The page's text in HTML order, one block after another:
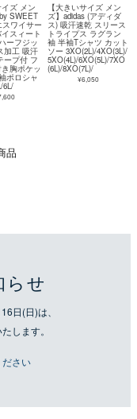
イズ メン
SWEET
ワイサー
スィート
ーフジッ
加工 吸汗
ープ付 フ
胸ポケッ
ポロシャ
6L/
【大きいサイズ メン
ズ】adidas (アディダ
ス) 吸汗速乾 スリース
トライプス ラグラン
袖 半袖Tシャツ カット
ソー 3XO(2L)/4XO(3L)/
5XO(4L)/6XO(5L)/7XO
(6L)/8XO(7L)/
¥6,050
品
らせ
日(日)は、
します。
ださい